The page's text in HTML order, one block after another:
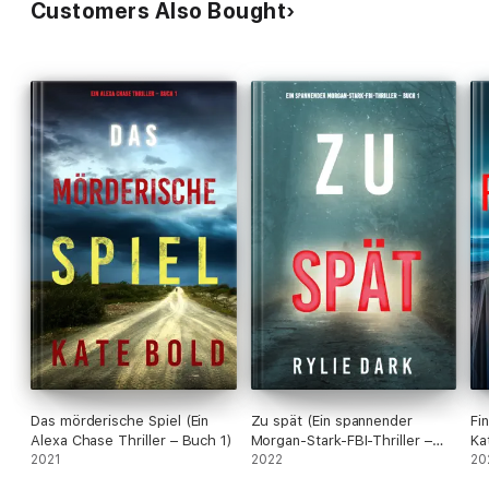
Customers Also Bought
Das mörderische Spiel (Ein
Alexa Chase Thriller – Buch 1)
2021
Zu spät (Ein spannender
Morgan-Stark-FBI-Thriller –
Buch 1)
2022